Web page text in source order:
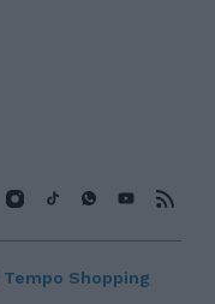
Tempo Shopping